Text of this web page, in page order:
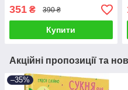
351 ₴ 390 ₴
Купити
Акційні пропозиції та
–35%